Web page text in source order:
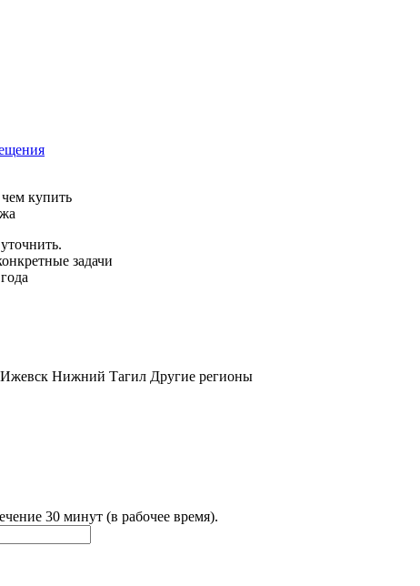
купить
задачи
Ижевск Нижний Тагил Другие регионы
30 минут (в рабочее время).